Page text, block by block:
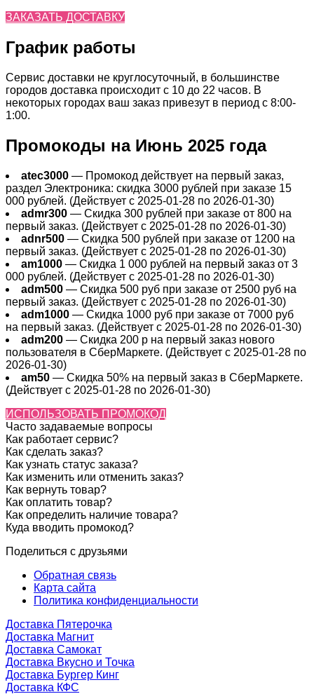
ЗАКАЗАТЬ ДОСТАВКУ
График работы
Сервис доставки не круглосуточный, в большинстве
городов доставка происходит с 10 до 22 часов. В
некоторых городах ваш заказ привезут в период с 8:00-
1:00.
Промокоды на Июнь 2025 года
atec3000 — Промокод действует на первый заказ,
раздел Электроника: скидка 3000 рублей при заказе 15
000 рублей. (Действует с 2025-01-28 по 2026-01-30)
admr300 — Скидка 300 рублей при заказе от 800 на
первый заказ. (Действует с 2025-01-28 по 2026-01-30)
adnr500 — Скидка 500 рублей при заказе от 1200 на
первый заказ. (Действует с 2025-01-28 по 2026-01-30)
am1000 — Скидка 1 000 рублей на первый заказ от 3
000 рублей. (Действует с 2025-01-28 по 2026-01-30)
adm500 — Скидка 500 руб при заказе от 2500 руб на
первый заказ. (Действует с 2025-01-28 по 2026-01-30)
adm1000 — Скидка 1000 руб при заказе от 7000 руб
на первый заказ. (Действует с 2025-01-28 по 2026-01-30)
adm200 — Cкидка 200 р на первый заказ нового
пользователя в СберМаркете. (Действует с 2025-01-28 по
2026-01-30)
am50 — Скидка 50% на первый заказ в СберМаркете.
(Действует с 2025-01-28 по 2026-01-30)
ИСПОЛЬЗОВАТЬ ПРОМОКОД
Часто задаваемые вопросы
Как работает сервис?
Как сделать заказ?
Как узнать статус заказа?
Как изменить или отменить заказ?
Как вернуть товар?
Как оплатить товар?
Как определить наличие товара?
Куда вводить промокод?
Поделиться с друзьями
Обратная связь
Карта сайта
Политика конфиденциальности
Доставка Пятерочка
Доставка Магнит
Доставка Самокат
Доставка Вкусно и Точка
Доставка Бургер Кинг
Доставка КФС